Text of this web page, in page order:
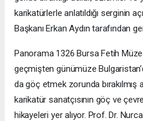
karikatürlerle anlatıldığı serginin
Başkanı Erkan Aydın tarafından
Panorama 1326 Bursa Fetih
geçmişten günümüze
da göç etmek zorunda bırakılmış
karikatür sanatçısının göç ve
hikayeleri yer alıyor. Prof. Dr.